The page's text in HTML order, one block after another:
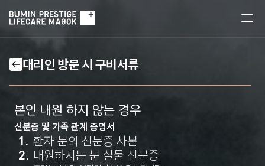
대리인 방문 시 구비서류
본인 내원 하지 않는 경우
신분증 및 가족 관계 증명서
1. 환자 분의 신분증 사본
2. 내원하시는 분 실물 신분증